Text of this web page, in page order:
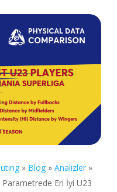
» Blog »Analizler »
Parametrede En İyi U23